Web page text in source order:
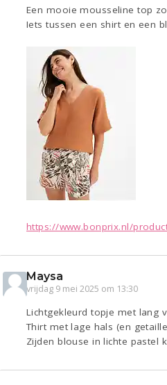
Een mooie mousseline top
Iets tussen een shirt en een
https://www.bonprix.nl/
Maysa
vrijdag 9 mei 2025 om 13:30
Lichtgekleurd topje met lang
Thirt met lage hals (en
Zijden blouse in lichte pastel